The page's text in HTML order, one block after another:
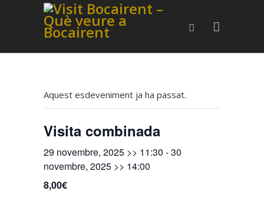
Aquest esdeveniment ja ha passat.
Visita combinada
29 novembre, 2025 >> 11:30 -30
novembre, 2025 >> 14:00
8,00€